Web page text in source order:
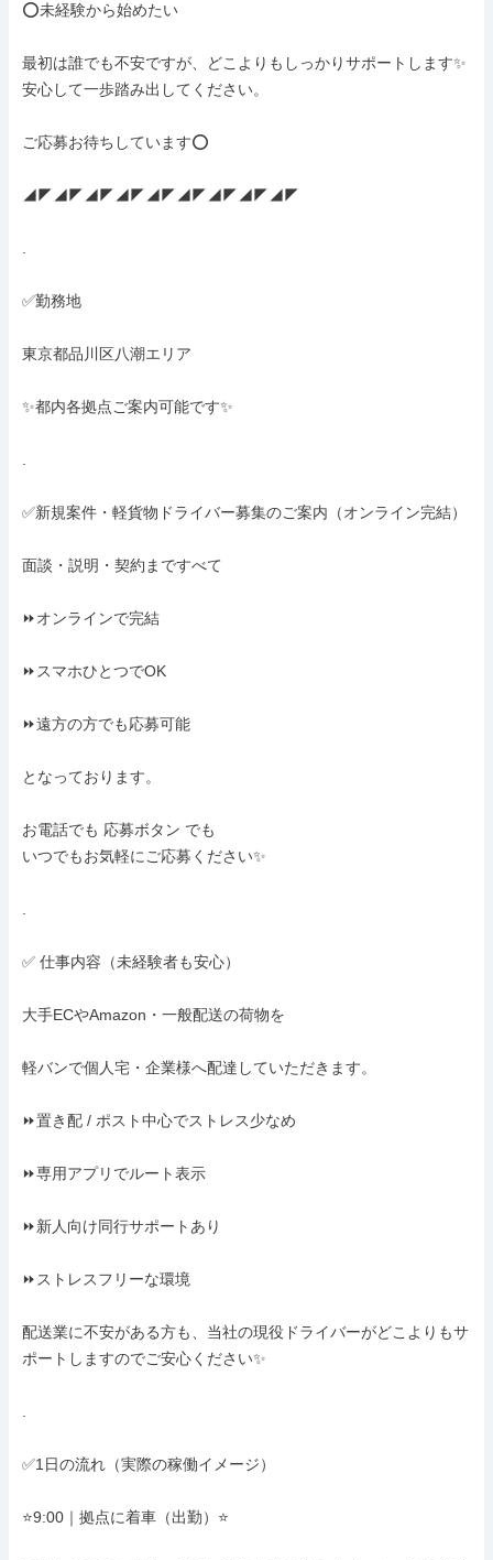
⭕未経験から始めたい
最初は誰でも不安ですが、どこよりもしっかりサポートします✨
安心して一歩踏み出してください。
ご応募お待ちしています⭕
◢◤◢◤◢◤◢◤◢◤◢◤◢◤◢◤◢◤
✅勤務地
東京都品川区八潮エリア
✨️都内各拠点ご案内可能です✨️
✅新規案件・軽貨物ドライバー募集のご案内（オンライン完結）
面談・説明・契約まですべて
⏩オンラインで完結
⏩スマホひとつでOK
⏩遠方の方でも応募可能
となっております。
お電話でも 応募ボタン でも
いつでもお気軽にご応募ください✨
✅ 仕事内容（未経験者も安心）
大手ECやAmazon・一般配送の荷物を
軽バンで個人宅・企業様へ配達していただきます。
⏩置き配 / ポスト中心でストレス少なめ
⏩専用アプリでルート表示
⏩新人向け同行サポートあり
⏩ストレスフリーな環境
配送業に不安がある方も、当社の現役ドライバーがどこよりもサ
ポートしますのでご安心ください✨
✅1日の流れ（実際の稼働イメージ）
⭐️9:00｜拠点に着車（出勤）⭐️